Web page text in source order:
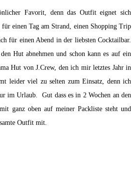
Favorit, denn das Outfit eignet sich
einen Tag am Strand, einen Shopping Trip
für einen Abend in der liebsten Cocktailbar.
Hut abnehmen und schon kann es auf ein
Hut von J.Crew, den ich mir letztes Jahr in
leider viel zu selten zum Einsatz, denn ich
im Urlaub. Gut dass es in 2 Wochen an den
ganz oben auf meiner Packliste steht und
Outfit mit.